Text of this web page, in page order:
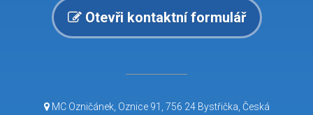
Otevři kontaktní formulář
MC Ozničánek, Oznice 91, 756 24 Bystřička, Česká